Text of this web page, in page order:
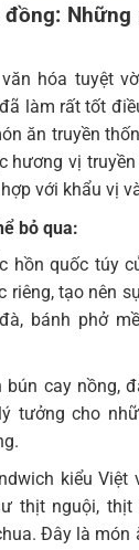
Những
hóa tuyệt
làm rất tốt
ăn truyền
hương vị
với khẩu vị
bỏ qua:
hồn quốc túy
riêng, tạo nên
bánh phở
bún cay nồng,
tưởng cho
kiểu Việt
thịt nguội, thịt
Đây là món